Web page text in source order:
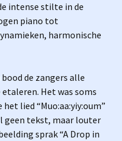
intense stilte in de
piano tot
harmonische
de zangers alle
Het was soms
lied “Muo:aa:yiy:oum”
geen tekst, maar louter
sprak “A Drop in